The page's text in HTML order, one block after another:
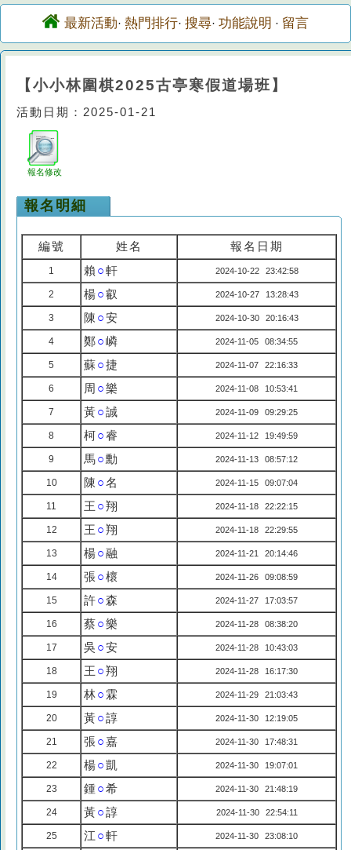
最新活動· 熱門排行· 搜尋· 功能說明 · 留言
【小小林圍棋2025古亭寒假道場班】
活動日期：2025-01-21
報名修改
報名明細
編號 姓名 報名日期
1 賴 ○軒 2024-10-22 23:42:58
2 楊○叡 2024-10-27 13:28:43
3 陳 ○安 2024-10-30 20:16:43
4 鄭○嶙 2024-11-05 08:34:55
5 蘇○捷 2024-11-07 22:16:33
6 周 ○樂 2024-11-08 10:53:41
7 黃○誠 2024-11-09 09:29:25
8 柯○睿 2024-11-12 19:49:59
9 馬○勳 2024-11-13 08:57:12
10 陳 ○名 2024-11-15 09:07:04
11 王 ○翔 2024-11-18 22:22:15
12 王 ○翔 2024-11-18 22:29:55
13 楊○融 2024-11-21 20:14:46
14 張○櫰 2024-11-26 09:08:59
15 許○森 2024-11-27 17:03:57
16 蔡○樂 2024-11-28 08:38:20
17 吳 ○安 2024-11-28 10:43:03
18 王 ○翔 2024-11-28 16:17:30
19 林○ 霖 2024-11-29 21:03:43
20 黃○諄 2024-11-30 12:19:05
21 張○嘉 2024-11-30 17:48:31
22 楊○凱 2024-11-30 19:07:01
23 鍾○希 2024-11-30 21:48:19
24 黃○諄 2024-11-30 22:54:11
25 江 ○軒 2024-11-30 23:08:10